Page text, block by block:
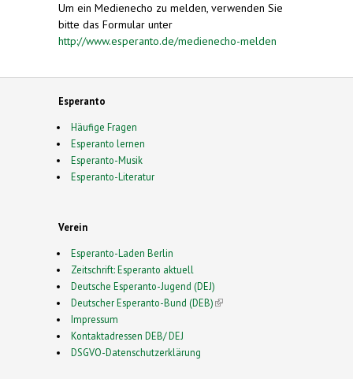
Um ein Medienecho zu melden, verwenden Sie
bitte das Formular unter
http://www.esperanto.de/medienecho-melden
Esperanto
Häufige Fragen
Esperanto lernen
Esperanto-Musik
Esperanto-Literatur
Verein
Esperanto-Laden Berlin
Zeitschrift: Esperanto aktuell
Deutsche Esperanto-Jugend (DEJ)
Deutscher Esperanto-Bund (DEB)(link is external)
Impressum
Kontaktadressen DEB/ DEJ
DSGVO-Datenschutzerklärung